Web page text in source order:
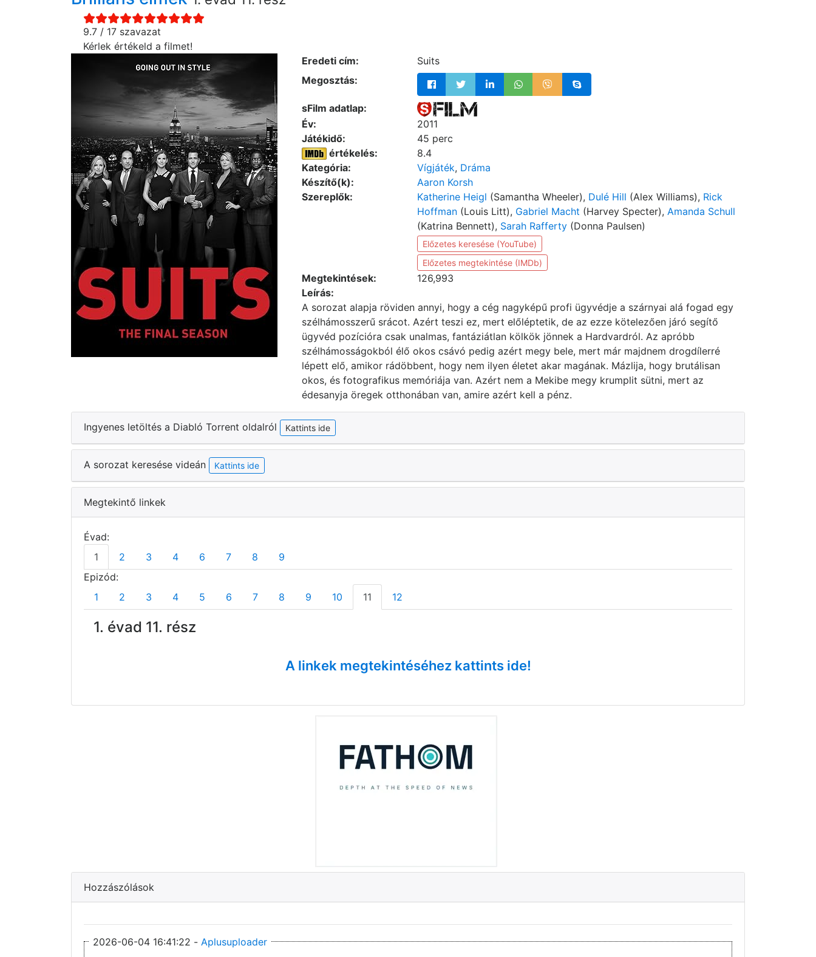
9.7 / 17 szavazat
Kérlek értékeld a filmet!
Eredeti cím:
Suits
Megosztás:
sFilm adatlap:
Év:
2011
Játékidő:
45 perc
értékelés:
8.4
Kategória:
Vígjáték, Dráma
Készítő(k):
Aaron Korsh
Szereplők:
Katherine Heigl (Samantha Wheeler), Dulé Hill (Alex Williams), Rick
Hoffman (Louis Litt), Gabriel Macht (Harvey Specter), Amanda Schull
(Katrina Bennett), Sarah Rafferty (Donna Paulsen)
Előzetes keresése (YouTube)
Előzetes megtekintése (IMDb)
Megtekintések:
126,993
Leírás:
A sorozat alapja röviden annyi, hogy a cég nagyképű profi ügyvédje a szárnyai alá fogad egy
szélhámosszerű srácot. Azért teszi ez, mert előléptetik, de az ezze kötelezően járó segítő
ügyvéd pozícióra csak unalmas, fantáziátlan kölkök jönnek a Hardvardról. Az apróbb
szélhámosságokból élő okos csávó pedig azért megy bele, mert már majdnem drogdílerré
lépett elő, amikor rádöbbent, hogy nem ilyen életet akar magának. Mázlija, hogy brutálisan
okos, és fotografikus memóriája van. Azért nem a Mekibe megy krumplit sütni, mert az
édesanyja öregek otthonában van, amire azért kell a pénz.
Ingyenes letöltés a Diabló Torrent oldalról Kattints ide
A sorozat keresése videán Kattints ide
Megtekintő linkek
Évad:
1
2 3 4 6 7 8
9
Epizód:
1
2 3 4 5 6 7 8 9 10 11 12
1. évad 11. rész
A linkek megtekintéséhez kattints ide!
Hozzászólások
2026-06-04 16:41:22 - Aplusuploader